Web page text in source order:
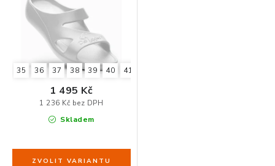
KANCELÁŘSKÉ POTŘEBY
ZÁSUVKOVÉ BOXY
NÁDOBY NA ODPAD
SCHRÁNKY NA KLÍČE A LÉKY
35 36 37 38 39 40 41
Skladem
1 236 Kč bez DPH
1 495 Kč